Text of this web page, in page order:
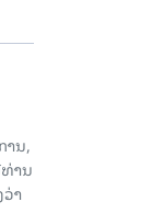
ານ,
ານ
າ